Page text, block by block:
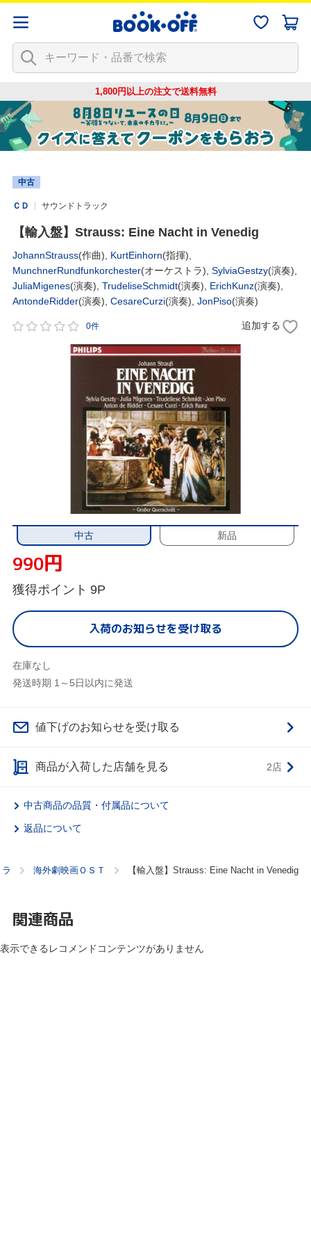
1,800円以上の注文で送料無料
中古
ＣＤ サウンドトラック
【輸入盤】Strauss: Eine Nacht in Venedig
JohannStrauss(作曲), KurtEinhorn(指揮),
MunchnerRundfunkorchester(オーケストラ), SylviaGestzy(演奏),
JuliaMigenes(演奏), TrudeliseSchmidt(演奏), ErichKunz(演奏),
AntondeRidder(演奏), CesareCurzi(演奏), JonPiso(演奏)
0件 追加する
中古 新品
990円
獲得ポイント 9P
入荷のお知らせを受け取る
在庫なし
発送時期 1～5日以内に発送
値下げのお知らせを受け取る
商品が入荷した店舗を見る 2店
中古商品の品質・付属品について
返品について
海外劇映画ＯＳＴ 【輸入盤】Strauss: Eine Nacht in Venedig
関連商品
表示できるレコメンドコンテンツがありません